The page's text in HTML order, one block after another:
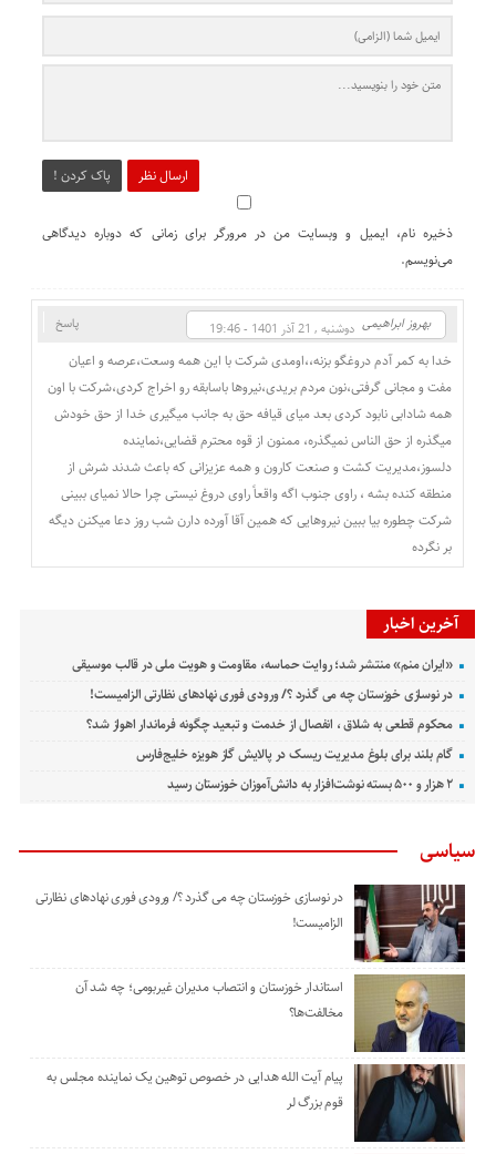
ارسال نظر پاک کردن !
ذخیره نام، ایمیل و وبسایت من در مرورگر برای زمانی که دوباره دیدگاهی
می‌نویسم.
بهروز ابراهیمی دوشنبه , 21 آذر 1401 - 19:46 پاسخ
خدا به کمر آدم دروغگو بزنه،،اومدی شرکت با این همه وسعت،عرصه و اعیان
مفت و مجانی گرفتی،نون مردم بریدی،نیروها باسابقه رو اخراج کردی،شرکت با اون
همه شادابی نابود کردی بعد میای قیافه حق به جانب میگیری خدا از حق خودش
میگذره از حق الناس نمیگذره، ممنون از قوه محترم قضایی،نماینده
دلسوز،مدیریت کشت و صنعت کارون و همه عزیزانی که باعث شدند شرش از
منطقه کنده بشه ، راوی جنوب اگه واقعاً راوی دروغ نیستی چرا حالا نمیای ببینی
شرکت چطوره بیا ببین نیروهایی که همین آقا آورده دارن شب روز دعا میکنن دیگه
بر نگرده
آخرین اخبار
«ایران منم» منتشر شد؛ روایت حماسه، مقاومت و هویت ملی در قالب موسیقی
در نوسازی خوزستان چه می گذرد ؟/ ورودی فوری نهادهای نظارتی الزامیست!
محکوم قطعی به شلاق ، انفصال از خدمت و تبعید چگونه فرماندار اهواز شد؟
گام بلند برای بلوغ مدیریت ریسک در پالایش گاز هویزه خلیج‌فارس
۲ هزار و ۵۰۰ بسته نوشت‌افزار به دانش‌آموزان خوزستان رسید
سیاسی
در نوسازی خوزستان چه می گذرد ؟/ ورودی فوری نهادهای نظارتی
الزامیست!
استاندار خوزستان و انتصاب مدیران غیربومی؛ چه شد آن
مخالفت‌ها؟
پیام آیت الله هدایی در خصوص توهین یک نماینده مجلس به
قوم بزرگ لر